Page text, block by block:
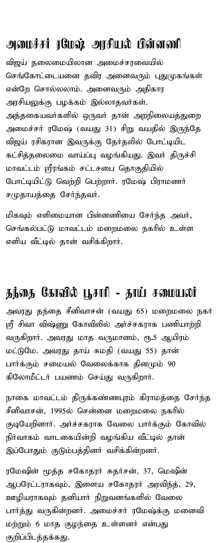
அமைச்சர் ரமேஷ் அரசியல் பின்னணி
விஜய் தலைமையிலான அமைச்சரவையில்
செங்கோட்டையனை தவிர அனைவரும் புதுமுகங்கள்
என்றே சொல்லலாம். அனைவரும் அதிகார
அரசியலுக்கு பழக்கம் இல்லாதவர்கள்.
அத்தகையவர்களில் ஒருவர் தான் அறநிலையத்துறை
அமைச்சர் ரமேஷ் (வயது 31) சிறு வயதில் இருந்தே
விஜய் ரசிகரான இவருக்கு தேர்தலில் போட்டியிட
கட்சித்தலைமை வாய்ப்பு வழங்கியது. இவர் திருச்சி
மாவட்டம் ஸ்ரீரங்கம் சட்டசபை தொகுதியில்
போட்டியிட்டு வெற்றி பெற்றார். ரமேஷ் பிராமணர்
சமுதாயத்தை சேர்ந்தவர்.
மிகவும் எளிமையான பின்னணியை சேர்ந்த அவர்,
செங்கல்பட்டு மாவட்டம் மறைமலை நகரில் உள்ள
எளிய வீட்டில் தான் வசிக்கிறார்.
தந்தை கோவில் பூசாரி - தாய் சமையலர்
அவரது தந்தை சீனிவாசன் (வயது 65) மறைமலை நகர்
ஸ்ரீ சிவா விஷ்ணு கோவிலில் அர்ச்சகராக பணியாற்றி
வருகிறார். அவரது மாத வருமானம், ரூ.5 ஆயிரம்
மட்டுமே. அவரது தாய் சுமதி (வயது 55) தான்
பார்க்கும் சமையல் வேலைக்காக தினமும் 90
கிலோமீட்டர் பயணம் செய்து வருகிறார்.
நாகை மாவட்டம் திருக்கண்ணபுரம் கிராமத்தை சேர்ந்த
சீனிவாசன், 1995ல் சென்னை மறைமலை நகரில்
குடியேறினார். அர்ச்சகராக வேலை பார்க்கும் கோவில்
நிர்வாகம் வாடகையின்றி வழங்கிய வீட்டில் தான்
இப்போதும் குடும்பத்தினர் வசிக்கின்றனர்.
ரமேஷின் மூத்த சகோதரர் சுதர்சன், 37, மெஷின்
ஆபரேட்டராகவும், இளைய சகோதரர் அரவிந்த், 29,
ஊழியராகவும் தனியார் நிறுவனங்களில் வேலை
பார்த்து வருகின்றனர். அமைச்சர் ரமேஷ்க்கு மனைவி
மற்றும் 6 மாத குழந்தை உள்ளனர் என்பது
குறிப்பிடத்தக்கது.